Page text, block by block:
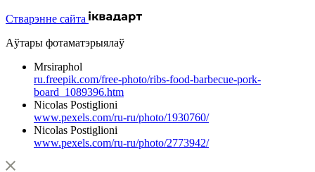
Стварэнне сайта
Аўтары фотаматэрыялаў
Mrsiraphol
ru.freepik.com/free-photo/ribs-food-barbecue-pork-
board_1089396.htm
Nicolas Postiglioni
www.pexels.com/ru-ru/photo/1930760/
Nicolas Postiglioni
www.pexels.com/ru-ru/photo/2773942/